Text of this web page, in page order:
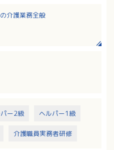
介護業務全般
介護職員の業務から切り離
ー2級 ヘルパー1級
介護職員実務者研修